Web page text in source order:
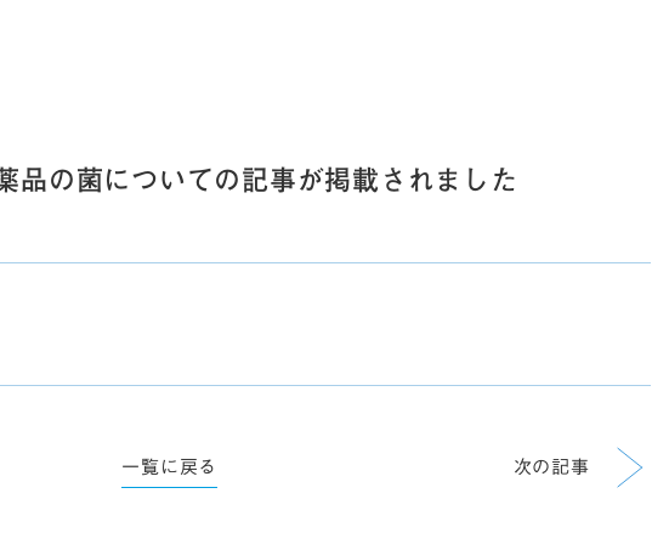
品の菌についての記事が掲載されました
一覧に戻る 次の記事